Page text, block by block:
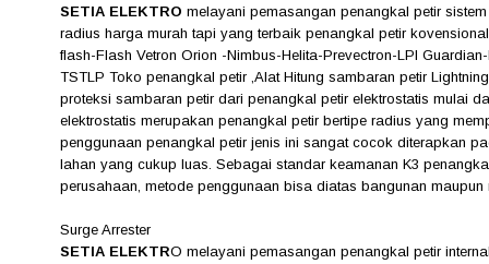
SETIA ELEKTRO melayani pemasangan penangkal petir
radius harga murah tapi yang terbaik penangkal petir
flash-Flash Vetron Orion -Nimbus-Helita-Prevectron-LPI
TSTLP Toko penangkal petir ,Alat Hitung sambaran petir
proteksi sambaran petir dari penangkal petir elektrostatis mulai
elektrostatis merupakan penangkal petir bertipe radius yang
penggunaan penangkal petir jenis ini sangat cocok diterapkan
lahan yang cukup luas. Sebagai standar keamanan K3
perusahaan, metode penggunaan bisa diatas bangunan
Surge Arrester
SETIA ELEKTRO melayani pemasangan penangkal petir